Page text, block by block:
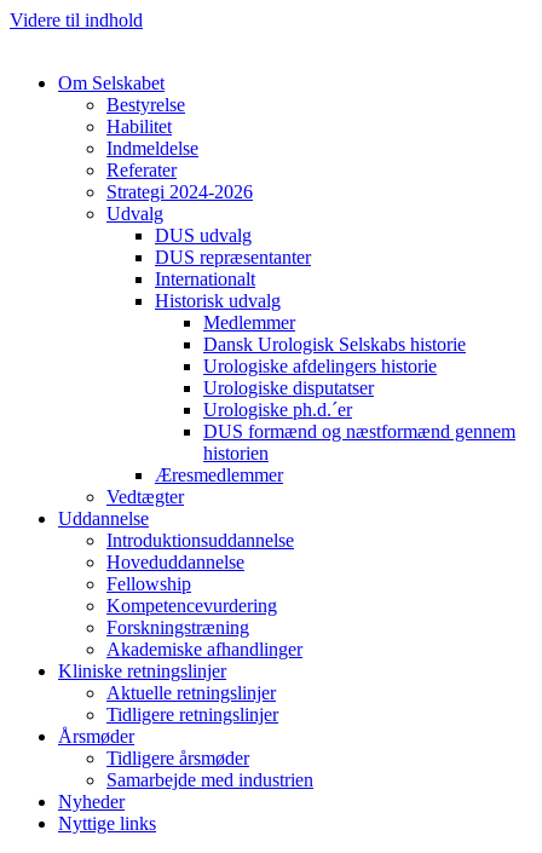
Videre til indhold
Om Selskabet
Bestyrelse
Habilitet
Indmeldelse
Referater
Strategi 2024-2026
Udvalg
DUS udvalg
DUS repræsentanter
Internationalt
Historisk udvalg
Medlemmer
Dansk Urologisk Selskabs historie
Urologiske afdelingers historie
Urologiske disputatser
Urologiske ph.d.´er
DUS formænd og næstformænd gennem
historien
Æresmedlemmer
Vedtægter
Uddannelse
Introduktionsuddannelse
Hoveduddannelse
Fellowship
Kompetencevurdering
Forskningstræning
Akademiske afhandlinger
Kliniske retningslinjer
Aktuelle retningslinjer
Tidligere retningslinjer
Årsmøder
Tidligere årsmøder
Samarbejde med industrien
Nyheder
Nyttige links